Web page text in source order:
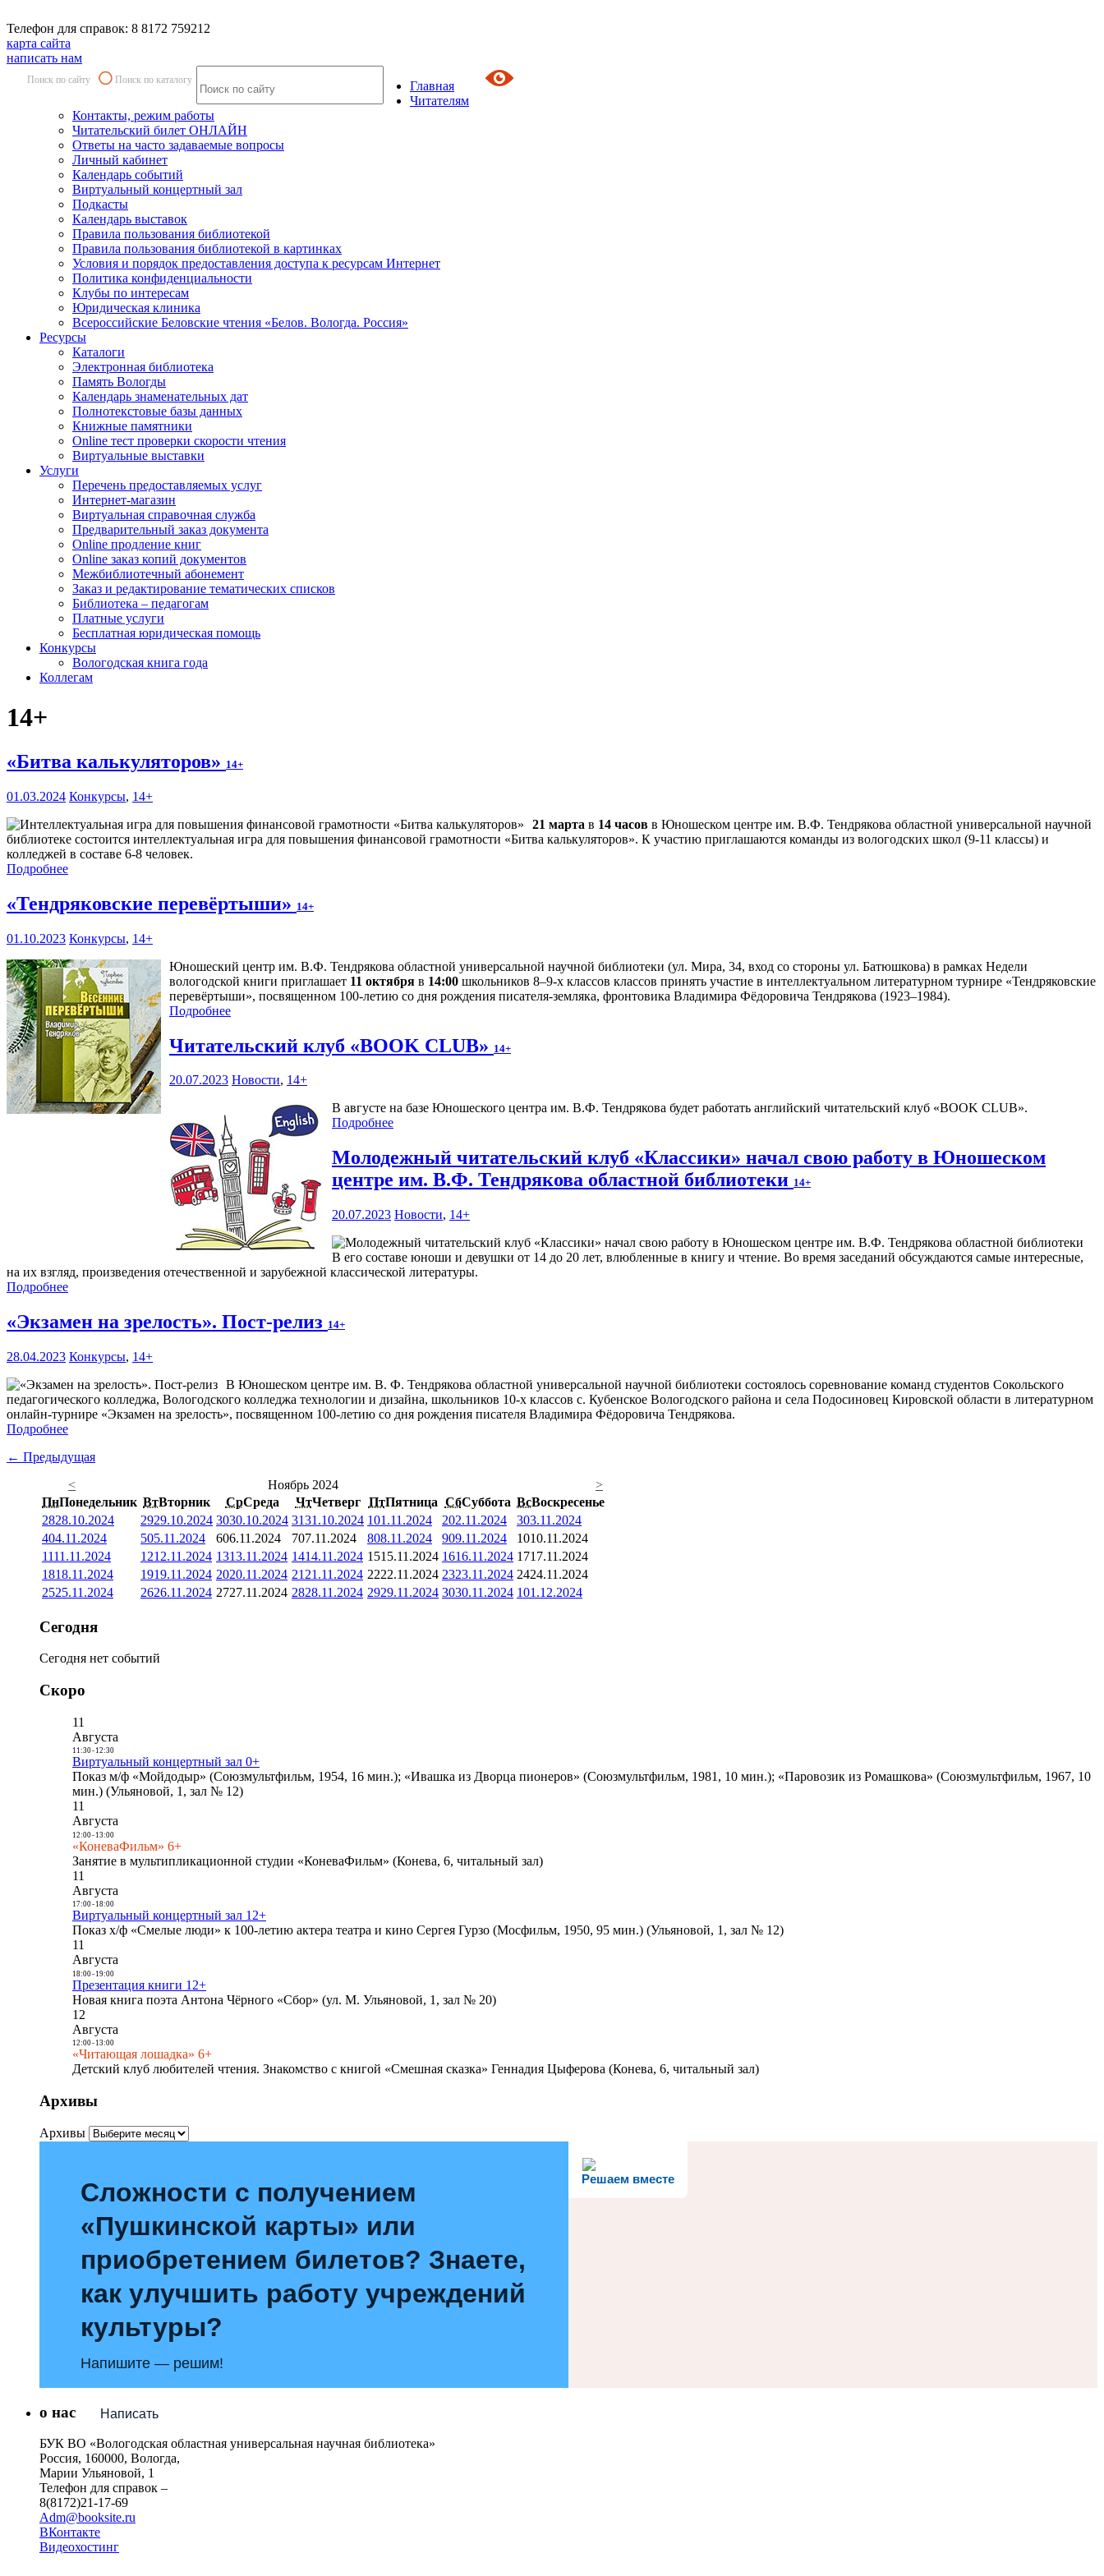
Телефон для справок: 8 8172 759212
карта сайта
написать нам
Поиск по сайту Поиск по каталогу
Главная
Читателям
Контакты, режим работы
Читательский билет ОНЛАЙН
Ответы на часто задаваемые вопросы
Личный кабинет
Календарь событий
Виртуальный концертный зал
Подкасты
Календарь выставок
Правила пользования библиотекой
Правила пользования библиотекой в картинках
Условия и порядок предоставления доступа к ресурсам Интернет
Политика конфиденциальности
Клубы по интересам
Юридическая клиника
Всероссийские Беловские чтения «Белов. Вологда. Россия»
Ресурсы
Каталоги
Электронная библиотека
Память Вологды
Календарь знаменательных дат
Полнотекстовые базы данных
Книжные памятники
Online тест проверки скорости чтения
Виртуальные выставки
Услуги
Перечень предоставляемых услуг
Интернет-магазин
Виртуальная справочная служба
Предварительный заказ документа
Online продление книг
Online заказ копий документов
Межбиблиотечный абонемент
Заказ и редактирование тематических списков
Библиотека – педагогам
Платные услуги
Бесплатная юридическая помощь
Конкурсы
Вологодская книга года
Коллегам
14+
«Битва калькуляторов» 14+
01.03.2024 Конкурсы, 14+
21 марта в 14 часов в Юношеском центре им. В.Ф. Тендрякова областной универсальной научной
библиотеке состоится интеллектуальная игра для повышения финансовой грамотности «Битва калькуляторов». К участию приглашаются команды из вологодских школ (9-11 классы) и
колледжей в составе 6-8 человек.
Подробнее
«Тендряковские перевёртыши» 14+
01.10.2023 Конкурсы, 14+
Юношеский центр им. В.Ф. Тендрякова областной универсальной научной библиотеки (ул. Мира, 34, вход со стороны ул. Батюшкова) в рамках Недели
вологодской книги приглашает 11 октября в 14:00 школьников 8–9-х классов классов принять участие в интеллектуальном литературном турнире «Тендряковские
перевёртыши», посвященном 100-летию со дня рождения писателя-земляка, фронтовика Владимира Фёдоровича Тендрякова (1923–1984).
Подробнее
Читательский клуб «BOOK CLUB» 14+
20.07.2023 Новости, 14+
В августе на базе Юношеского центра им. В.Ф. Тендрякова будет работать английский читательский клуб «BOOK CLUB».
Подробнее
Молодежный читательский клуб «Классики» начал свою работу в Юношеском
центре им. В.Ф. Тендрякова областной библиотеки 14+
20.07.2023 Новости, 14+
В его составе юноши и девушки от 14 до 20 лет, влюбленные в книгу и чтение. Во время заседаний обсуждаются самые интересные,
на их взгляд, произведения отечественной и зарубежной классической литературы.
Подробнее
«Экзамен на зрелость». Пост-релиз 14+
28.04.2023 Конкурсы, 14+
В Юношеском центре им. В. Ф. Тендрякова областной универсальной научной библиотеки состоялось соревнование команд студентов Сокольского
педагогического колледжа, Вологодского колледжа технологии и дизайна, школьников 10-х классов с. Кубенское Вологодского района и села Подосиновец Кировской области в литературном
онлайн-турнире «Экзамен на зрелость», посвященном 100-летию со дня рождения писателя Владимира Фёдоровича Тендрякова.
Подробнее
← Предыдущая
<
Ноябрь 2024
>
ПнПонедельник ВтВторник СрСреда ЧтЧетверг ПтПятница СбСуббота ВсВоскресенье
2828.10.2024 2929.10.2024 3030.10.2024 3131.10.2024 101.11.2024 202.11.2024 303.11.2024
404.11.2024 505.11.2024 606.11.2024 707.11.2024 808.11.2024 909.11.2024 1010.11.2024
1111.11.2024 1212.11.2024 1313.11.2024 1414.11.2024 1515.11.2024 1616.11.2024 1717.11.2024
1818.11.2024 1919.11.2024 2020.11.2024 21 21.11.2024 2222.11.2024 2323.11.2024 2424.11.2024
2525.11.2024 2626.11.2024 2727.11.2024 2828.11.2024 2929.11.2024 3030.11.2024 101.12.2024
Сегодня
Сегодня нет событий
Скоро
11
Августа
11:30- 12:30
Виртуальный концертный зал 0+
Показ м/ф «Мойдодыр» (Союзмультфильм, 1954, 16 мин.); «Ивашка из Дворца пионеров» (Союзмультфильм, 1981, 10 мин.); «Паровозик из Ромашкова» (Союзмультфильм, 1967, 10
мин.) (Ульяновой, 1, зал № 12)
11
Августа
12:00- 13:00
«КоневаФильм» 6+
Занятие в мультипликационной студии «КоневаФильм» (Конева, 6, читальный зал)
11
Августа
17:00- 18:00
Виртуальный концертный зал 12+
Показ х/ф «Смелые люди» к 100-летию актера театра и кино Сергея Гурзо (Мосфильм, 1950, 95 мин.) (Ульяновой, 1, зал № 12)
11
Августа
18:00- 19:00
Презентация книги 12+
Новая книга поэта Антона Чёрного «Сбор» (ул. М. Ульяновой, 1, зал № 20)
12
Августа
12:00- 13:00
«Читающая лошадка» 6+
Детский клуб любителей чтения. Знакомство с книгой «Смешная сказка» Геннадия Цыферова (Конева, 6, читальный зал)
Архивы
Архивы
Решаем вместе
Сложности с получением
«Пушкинской карты» или
приобретением билетов? Знаете,
как улучшить работу учреждений
культуры?
Напишите — решим!
Написать
о нас
БУК ВО «Вологодская областная универсальная научная библиотека»
Россия, 160000, Вологда,
Марии Ульяновой, 1
Телефон для справок –
8(8172)21-17-69
Adm@booksite.ru
ВКонтакте
Видеохостинг